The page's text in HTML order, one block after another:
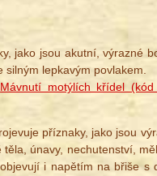
jako jsou akutní, výrazné
lepkavým povlakem.
Mávnutí motýlích křídel (kód
příznaky, jako jsou
únavy, nechutenství,
i napětím na břiše s